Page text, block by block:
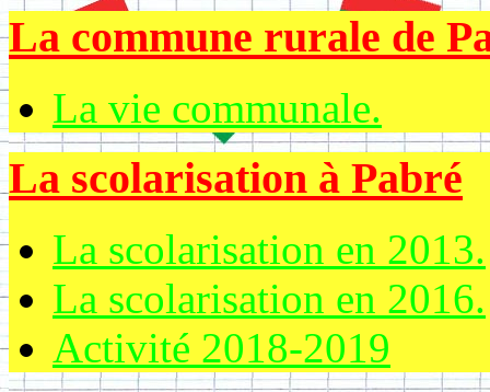
La commune rurale de
La vie communale.
La scolarisation à Pabré
La scolarisation en 2013.
La scolarisation en 2016.
Activité 2018-2019